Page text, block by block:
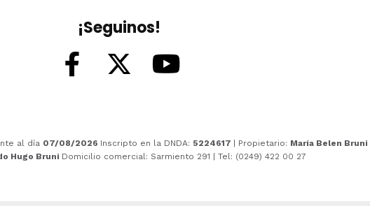
¡Seguinos!
al día 07/08/2026 Inscripto en la DNDA: 5224617 | Propietario: María Belen Bruni
Hugo Bruni Domicilio comercial: Sarmiento 291 | Tel: (0249) 422 00 27